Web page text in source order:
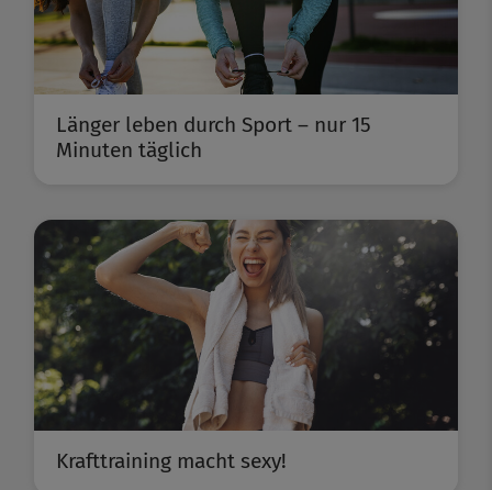
Länger leben durch Sport – nur 15
Minuten täglich
Krafttraining macht sexy!